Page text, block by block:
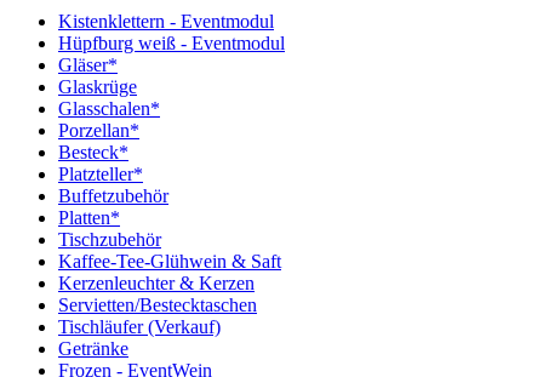
Kistenklettern - Eventmodul
Hüpfburg weiß - Eventmodul
Gläser*
Glaskrüge
Glasschalen*
Porzellan*
Besteck*
Platzteller*
Buffetzubehör
Platten*
Tischzubehör
Kaffee-Tee-Glühwein & Saft
Kerzenleuchter & Kerzen
Servietten/Bestecktaschen
Tischläufer (Verkauf)
Getränke
Frozen - EventWein